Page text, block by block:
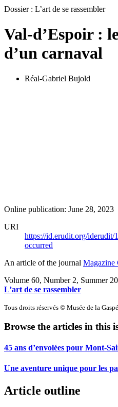
Dossier : L’art de se rassembler
Val-d’Espoir :
d’un carnaval
Réal-Gabriel Bujold
Online publication: June 28, 2023
URI
https://id.erudit.org/iderudit/
occurred
An article of the journal Magazine
Volume 60, Number 2, Summer
L’art de se rassembler
Tous droits réservés © Musée de la
Browse the articles in this
45 ans d’envolées pour Mont-
Une aventure unique pour les
Article outline